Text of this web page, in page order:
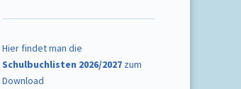
Hier findet man die
Schulbuchlisten 2026/2027 zum
Download